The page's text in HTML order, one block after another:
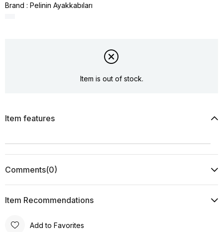
Brand : Pelinin Ayakkabıları
Item is out of stock.
Item features
Comments(0)
Item Recommendations
Add to Favorites